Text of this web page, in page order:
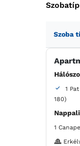
Szoba
1
180)
Nappali
1